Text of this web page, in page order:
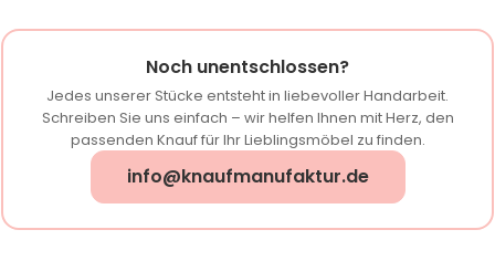
Noch unentschlossen?
Jedes unserer Stücke entsteht in liebevoller Handarbeit.
Schreiben Sie uns einfach – wir helfen Ihnen mit Herz, den
passenden Knauf für Ihr Lieblingsmöbel zu finden.
info@knaufmanufaktur.de